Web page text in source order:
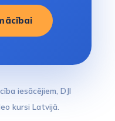
iesācējiem, DJI
kursi Latvijā.